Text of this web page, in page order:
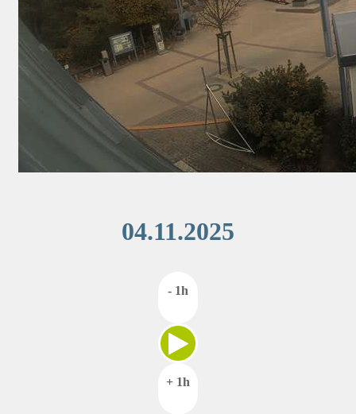
04.11.2025
- 1h
+ 1h